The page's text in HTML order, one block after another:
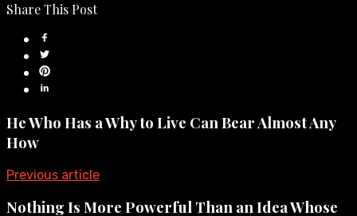
Share This Post
He Who Has a Why to Live Can Bear Almost Any
How
Previous article
Nothing Is More Powerful Than an Idea Whose